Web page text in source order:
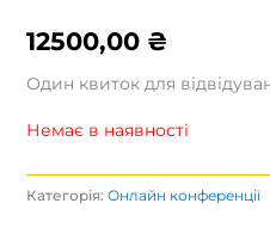
12500,00 ₴
Один квиток для
Немає в наявності
Категорія:Онлайн конференції